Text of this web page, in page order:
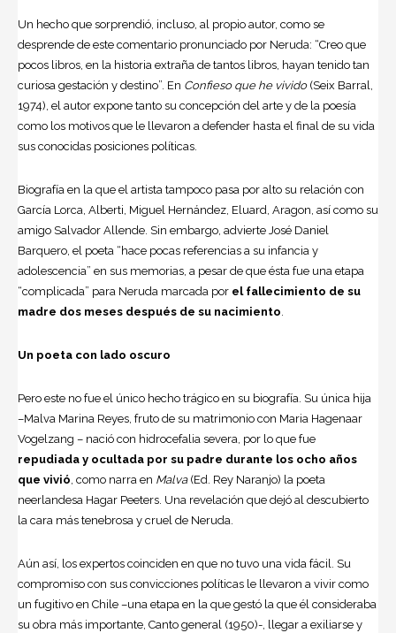
Un hecho que sorprendió, incluso, al propio autor, como se
desprende de este comentario pronunciado por Neruda: “Creo que
pocos libros, en la historia extraña de tantos libros, hayan tenido tan
curiosa gestación y destino”. En Confieso que he vivido (Seix Barral,
1974), el autor expone tanto su concepción del arte y de la poesía
como los motivos que le llevaron a defender hasta el final de su vida
sus conocidas posiciones políticas.
Biografía en la que el artista tampoco pasa por alto su relación con
García Lorca, Alberti, Miguel Hernández, Eluard, Aragon, así como su
amigo Salvador Allende. Sin embargo, advierte José Daniel
Barquero, el poeta “hace pocas referencias a su infancia y
adolescencia” en sus memorias, a pesar de que ésta fue una etapa
“complicada” para Neruda marcada por el fallecimiento de su
madre dos meses después de su nacimiento.
Un poeta con lado oscuro
Pero este no fue el único hecho trágico en su biografía. Su única hija
–Malva Marina Reyes, fruto de su matrimonio con Maria Hagenaar
Vogelzang – nació con hidrocefalia severa, por lo que fue
repudiada y ocultada por su padre durante los ocho años
que vivió, como narra en Malva(Ed. Rey Naranjo) la poeta
neerlandesa Hagar Peeters. Una revelación que dejó al descubierto
la cara más tenebrosa y cruel de Neruda.
Aún así, los expertos coinciden en que no tuvo una vida fácil. Su
compromiso con sus convicciones políticas le llevaron a vivir como
un fugitivo en Chile –una etapa en la que gestó la que él consideraba
su obra más importante, Canto general (1950)-, llegar a exiliarse y